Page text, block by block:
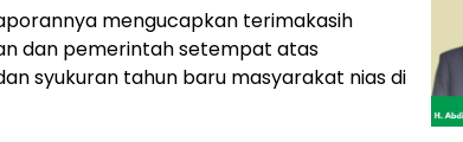
mengucapkan terimakasih
dan pemerintah setempat atas
syukuran tahun baru masyarakat nias di